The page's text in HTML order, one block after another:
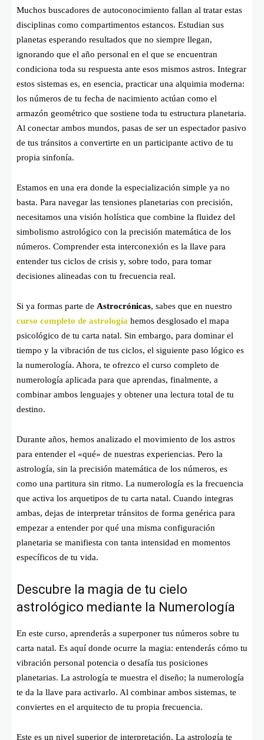
Muchos buscadores de autoconocimiento fallan al tratar estas
disciplinas como compartimentos estancos. Estudian sus
planetas esperando resultados que no siempre llegan,
ignorando que el año personal en el que se encuentran
condiciona toda su respuesta ante esos mismos astros. Integrar
estos sistemas es, en esencia, practicar una alquimia moderna:
los números de tu fecha de nacimiento actúan como el
armazón geométrico que sostiene toda tu estructura planetaria.
Al conectar ambos mundos, pasas de ser un espectador pasivo
de tus tránsitos a convertirte en un participante activo de tu
propia sinfonía.
Estamos en una era donde la especialización simple ya no
basta. Para navegar las tensiones planetarias con precisión,
necesitamos una visión holística que combine la fluidez del
simbolismo astrológico con la precisión matemática de los
números. Comprender esta interconexión es la llave para
entender tus ciclos de crisis y, sobre todo, para tomar
decisiones alineadas con tu frecuencia real.
Si ya formas parte de Astrocrónicas, sabes que en nuestro
curso completo de astrología hemos desglosado el mapa
psicológico de tu carta natal. Sin embargo, para dominar el
tiempo y la vibración de tus ciclos, el siguiente paso lógico es
la numerología. Ahora, te ofrezco el curso completo de
numerología aplicada para que aprendas, finalmente, a
combinar ambos lenguajes y obtener una lectura total de tu
destino.
Durante años, hemos analizado el movimiento de los astros
para entender el «qué» de nuestras experiencias. Pero la
astrología, sin la precisión matemática de los números, es
como una partitura sin ritmo. La numerología es la frecuencia
que activa los arquetipos de tu carta natal. Cuando integras
ambas, dejas de interpretar tránsitos de forma genérica para
empezar a entender por qué una misma configuración
planetaria se manifiesta con tanta intensidad en momentos
específicos de tu vida.
Descubre la magia de tu cielo
astrológico mediante la Numerología
En este curso, aprenderás a superponer tus números sobre tu
carta natal. Es aquí donde ocurre la magia: entenderás cómo tu
vibración personal potencia o desafía tus posiciones
planetarias. La astrología te muestra el diseño; la numerología
te da la llave para activarlo. Al combinar ambos sistemas, te
conviertes en el arquitecto de tu propia frecuencia.
Este es un nivel superior de interpretación. La astrología te